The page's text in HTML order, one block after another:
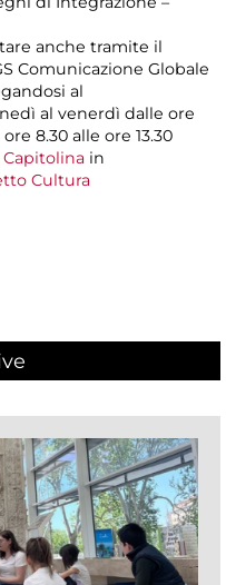
anche tramite il
Comunicazione Globale
al
al venerdì dalle ore
8.30 alle ore 13.30
in
Cultura